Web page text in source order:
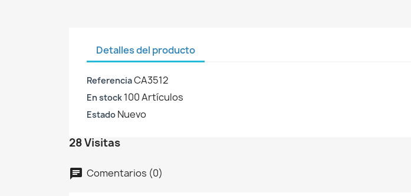
Detalles del producto
ReferenciaCA3512
En stock 100 Artículos
Estado Nuevo
28 Visitas
chat Comentarios (0)